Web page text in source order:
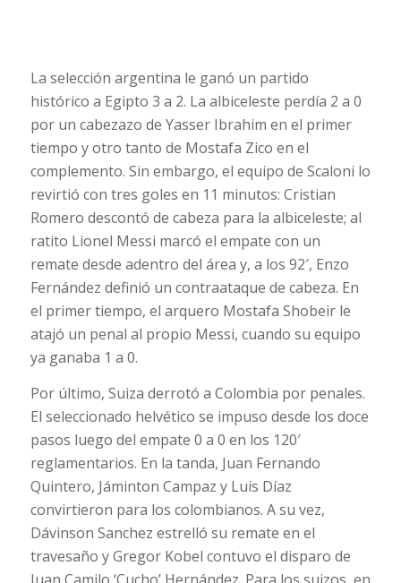
La selección argentina le ganó un partido
histórico a Egipto 3 a 2. La albiceleste perdía 2 a 0
por un cabezazo de Yasser Ibrahim en el primer
tiempo y otro tanto de Mostafa Zico en el
complemento. Sin embargo, el equipo de Scaloni lo
revirtió con tres goles en 11 minutos: Cristian
Romero descontó de cabeza para la albiceleste; al
ratito Lionel Messi marcó el empate con un
remate desde adentro del área y, a los 92′, Enzo
Fernández definió un contraataque de cabeza. En
el primer tiempo, el arquero Mostafa Shobeir le
atajó un penal al propio Messi, cuando su equipo
ya ganaba 1 a 0.
Por último, Suiza derrotó a Colombia por penales.
El seleccionado helvético se impuso desde los doce
pasos luego del empate 0 a 0 en los 120′
reglamentarios. En la tanda, Juan Fernando
Quintero, Jáminton Campaz y Luis Díaz
convirtieron para los colombianos. A su vez,
Dávinson Sanchez estrelló su remate en el
travesaño y Gregor Kobel contuvo el disparo de
Juan Camilo ‘Cucho’ Hernández. Para los suizos, en